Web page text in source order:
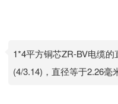
1*4平方铜芯ZR-BV电缆
(4/3.14)，直径等于2.26毫